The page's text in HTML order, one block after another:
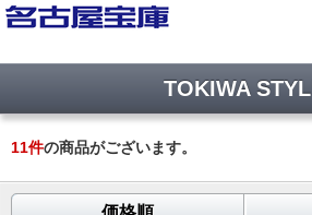
TOKIWA
11件の商品がございます。